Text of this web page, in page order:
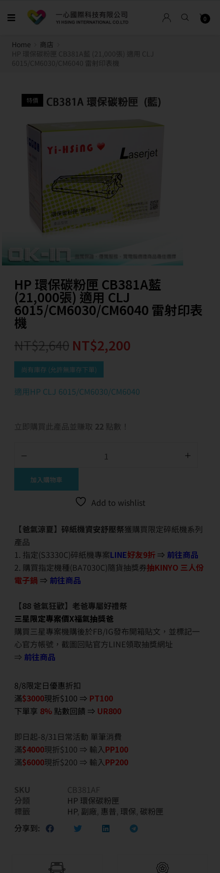
0
Home
商店
HP 環保碳粉匣 CB381A藍 (21,000張) 適用 CLJ
6015/CM6030/CM6040 雷射印表機
特價
HP 環保碳粉匣 CB381A藍
(21,000張) 適用 CLJ
6015/CM6030/CM6040 雷射印表
機
NT$2,640 NT$2,200
尚有庫存 (允許無庫存下單)
適用HP CLJ 6015/CM6030/CM6040
立即購買此產品並賺取 22 點數！
加入購物車
Add to wishlist
【爸氣涼夏】碎紙機資安舒壓祭獲購買限定碎紙機系列
產品
1. 指定(S3330C)碎紙機專案LINE好友9折 ⇒ 前往商品
2. 購買指定機種(BA7030C)隨貨抽獎券抽KINYO 三人份
電子鍋 ⇒ 前往商品
【88 爸氣狂歡】老爸專屬好禮祭
三星限定專案價X福氣抽獎爸
購買三星專案機購後於FB/IG發布開箱貼文，並標記一
心官方帳號，截圖回貼官方LINE領取抽獎網址
⇒ 前往商品
8/8限定日優惠折扣
滿$3000現折$100 ⇒ PT100
下單享 8% 點數回饋 ⇒ UR800
即日起-8/31日常活動 單筆消費
滿$4000現折$100 ⇒ 輸入PP100
滿$6000現折$200 ⇒ 輸入PP200
SKU
CB381AF
分類
HP 環保碳粉匣
標籤
HP, 副廠, 惠普, 環保, 碳粉匣
分享到: